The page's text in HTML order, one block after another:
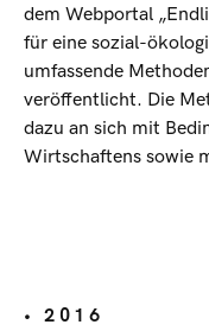
dem Webportal
für eine sozial-
umfassende
veröffentlicht. Die
dazu an sich mit
Wirtschaftens sowie
• 2016